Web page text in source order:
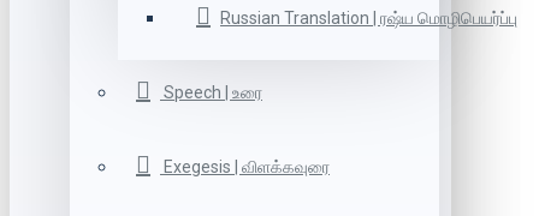
Russian Translation | ரஷ்ய மொழிபெயர்ப்பு
Speech | உரை
Exegesis | விளக்கவுரை